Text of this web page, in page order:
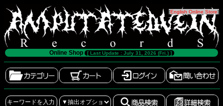
[English Online Store]
Online Shop [ Last Update : July 31, 2026 (Fri.) ]